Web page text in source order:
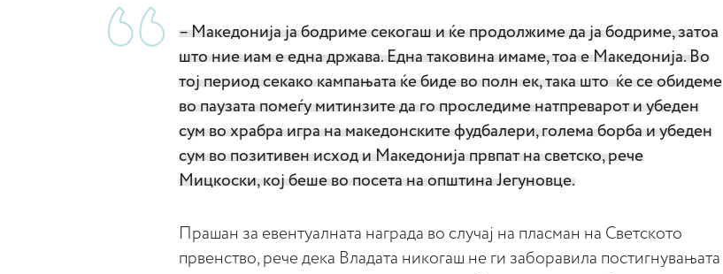
– Македонија ја бодриме секогаш и ќе продолжиме да ја бодриме, затоа
што ние иам е една држава. Една таковина имаме, тоа е Македонија. Во
тој период секако кампањата ќе биде во полн ек, така што ќе се обидеме
во паузата помеѓу митинзите да го проследиме натпреварот и убеден
сум во храбра игра на македонските фудбалери, голема борба и убеден
сум во позитивен исход и Македонија првпат на светско, рече
Мицкоски, кој беше во посета на општина Јегуновце.
Прашан за евентуалната награда во случај на пласман на Светското
првенство, рече дека Владата никогаш не ги заборавила постигнувањата